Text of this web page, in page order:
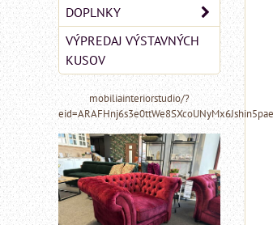
DOPLNKY
VÝPREDAJ VÝSTAVNÝCH
KUSOV
mobiliainteriorstudio/?